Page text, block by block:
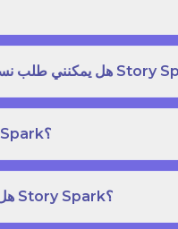
من ينشئ كتب قصص في مكتبة مجتمع Story Spark؟
هل يمكنني إنشاء ونشر كتاب قصص خاص بي على Story Spark؟